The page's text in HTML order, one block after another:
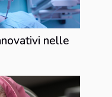
nelle